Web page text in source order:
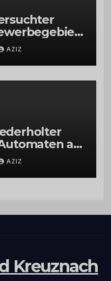
AZIZ
am
in
AZIZ
Kreuznach